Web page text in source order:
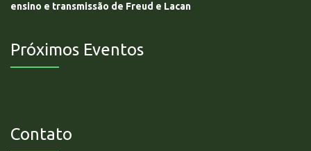
ensino e transmissão de Freud e Lacan
Próximos Eventos
Contato